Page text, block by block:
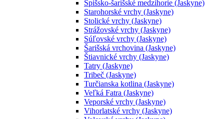
Spišsko-šarišské medzihorie (Jaskyne)
Starohorské vrchy (Jaskyne)
Stolické vrchy (Jaskyne)
Strážovské vrchy (Jaskyne)
Súľovské vrchy (Jaskyne)
Šarišská vrchovina (Jaskyne)
Štiavnické vrchy (Jaskyne)
Tatry (Jaskyne)
Tribeč (Jaskyne)
Turčianska kotlina (Jaskyne)
Veľká Fatra (Jaskyne)
Veporské vrchy (Jaskyne)
Vihorlatské vrchy (Jaskyne)